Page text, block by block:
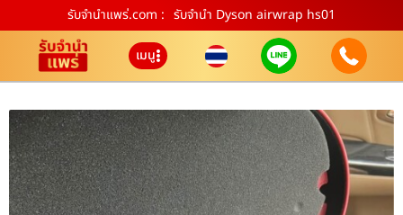
รับจํานําแพร่.com : รับจำนำ Dyson airwrap hs01
เมนู